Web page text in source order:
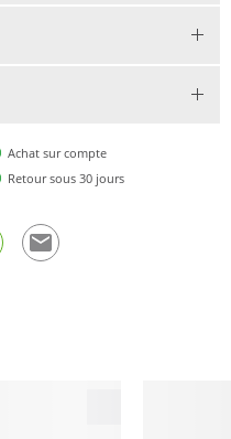
Achat sur compte
Retour sous 30 jours